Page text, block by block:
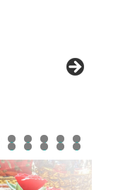
2 3 4 5 6
8 9 0 1 2